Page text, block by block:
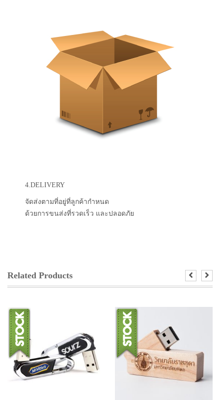
4.DELIVERY
จัดส่งตามที่อยู่ที่ลูกค้ากำหนด
ด้วยการขนส่งที่รวดเร็ว และปลอดภัย
Related Products